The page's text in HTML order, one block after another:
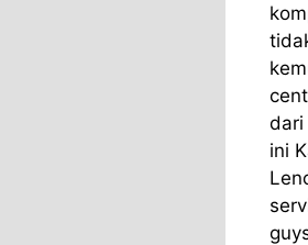
dari
ini